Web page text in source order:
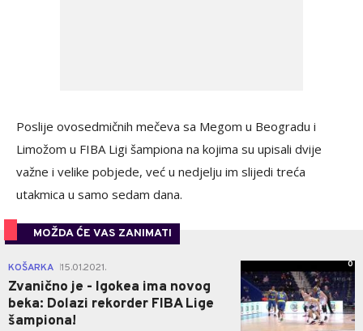
Poslije ovosedmičnih mečeva sa Megom u Beogradu i
Limožom u FIBA Ligi šampiona na kojima su upisali dvije
važne i velike pobjede, već u nedjelju im slijedi treća
utakmica u samo sedam dana.
MOŽDA ĆE VAS ZANIMATI
KOŠARKA 15.01.2021.
Zvanično je - Igokea ima novog
beka: Dolazi rekorder FIBA Lige
šampiona!
0